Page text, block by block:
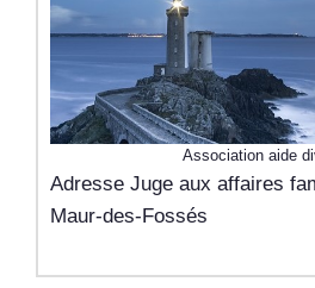
Association aide
Adresse Juge aux affaires
Maur-des-Fossés